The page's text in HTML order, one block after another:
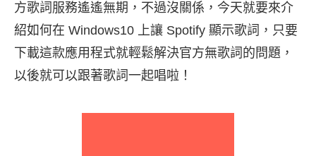
方歌詞服務遙遙無期，不過沒關係，今天就要來介
紹如何在 Windows10 上讓 Spotify 顯示歌詞，只要
下載這款應用程式就輕鬆解決官方無歌詞的問題，
以後就可以跟著歌詞一起唱啦！